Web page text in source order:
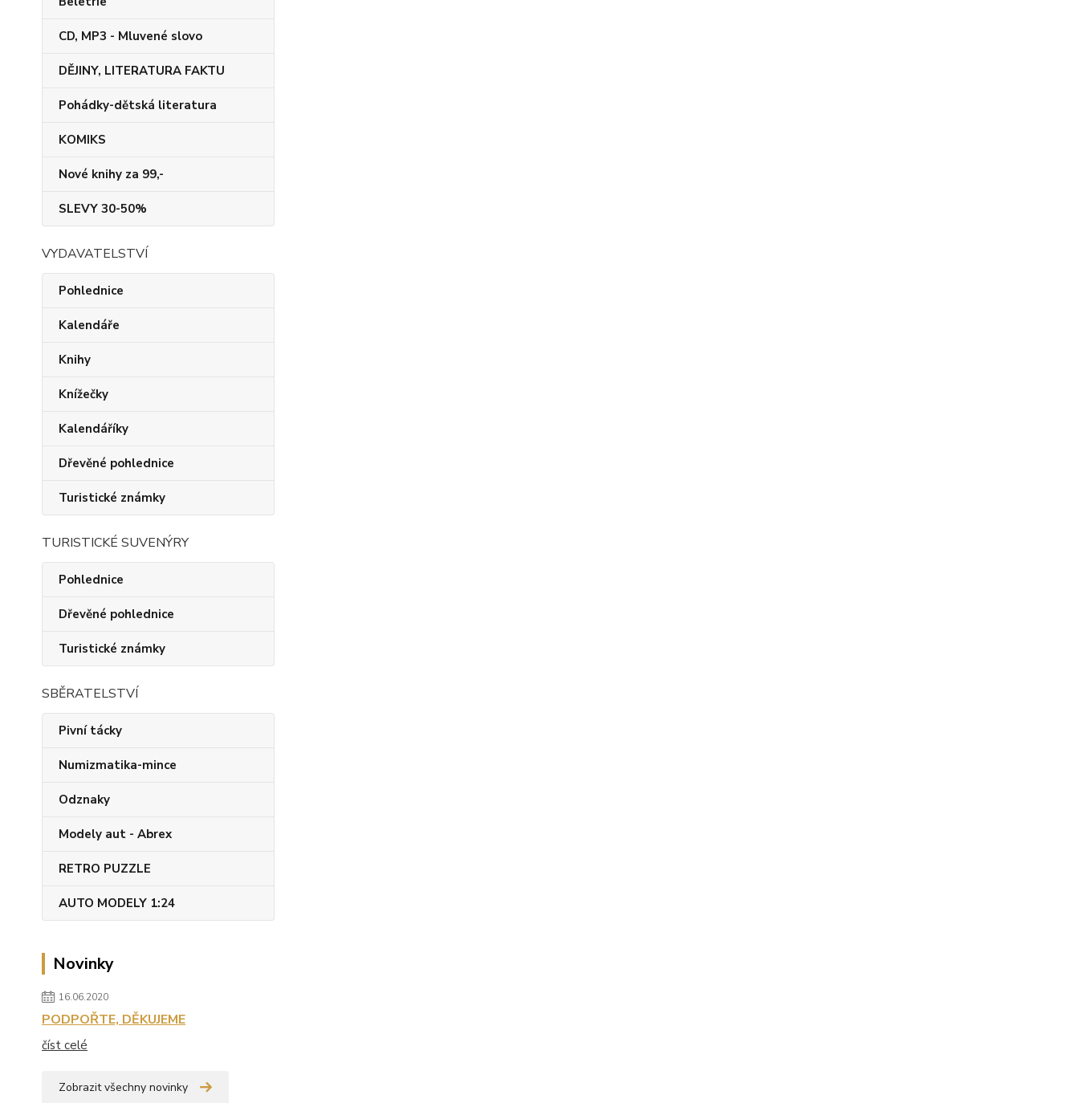
CD, MP3 - Mluvené slovo
DĚJINY, LITERATURA FAKTU
Pohádky-dětská literatura
KOMIKS
Nové knihy za 99,-
SLEVY 30-50%
VYDAVATELSTVÍ
Pohlednice
Kalendáře
Knihy
Knížečky
Kalendáříky
Dřevěné pohlednice
Turistické známky
TURISTICKÉ SUVENÝRY
Pohlednice
Dřevěné pohlednice
Turistické známky
SBĚRATELSTVÍ
Pivní tácky
Numizmatika-mince
Odznaky
Modely aut - Abrex
RETRO PUZZLE
AUTO MODELY 1:24
Novinky
16.06.2020
PODPOŘTE, DĚKUJEME
číst celé
Zobrazit všechny novinky